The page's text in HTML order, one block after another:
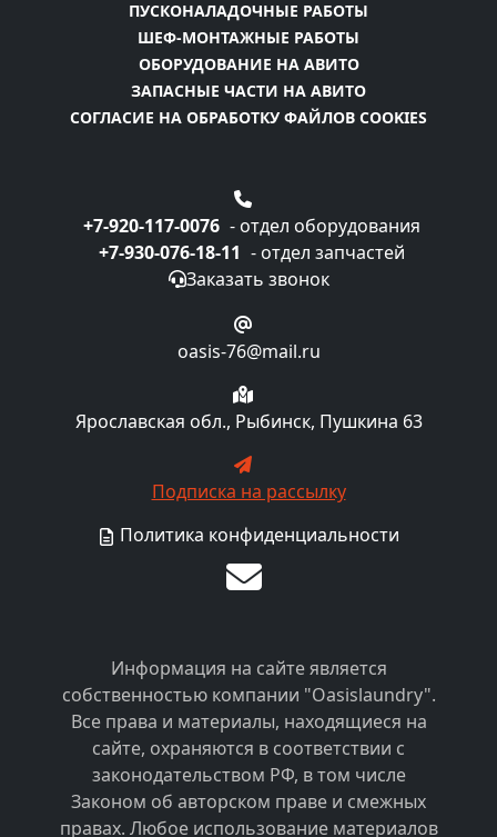
ПУСКОНАЛАДОЧНЫЕ РАБОТЫ
ШЕФ-МОНТАЖНЫЕ РАБОТЫ
ОБОРУДОВАНИЕ НА АВИТО
ЗАПАСНЫЕ ЧАСТИ НА АВИТО
СОГЛАСИЕ НА ОБРАБОТКУ ФАЙЛОВ COOKIES
+7-920-117-0076 - отдел оборудования
+7-930-076-18-11 - отдел запчастей
Заказать звонок
oasis-76@mail.ru
Ярославская обл., Рыбинск, Пушкина 63
Подписка на рассылку
Политика конфиденциальности
Информация на сайте является
собственностью компании "Oasislaundry".
Все права и материалы, находящиеся на
сайте, охраняются в соответствии с
законодательством РФ, в том числе
Законом об авторском праве и смежных
правах. Любое использование материалов